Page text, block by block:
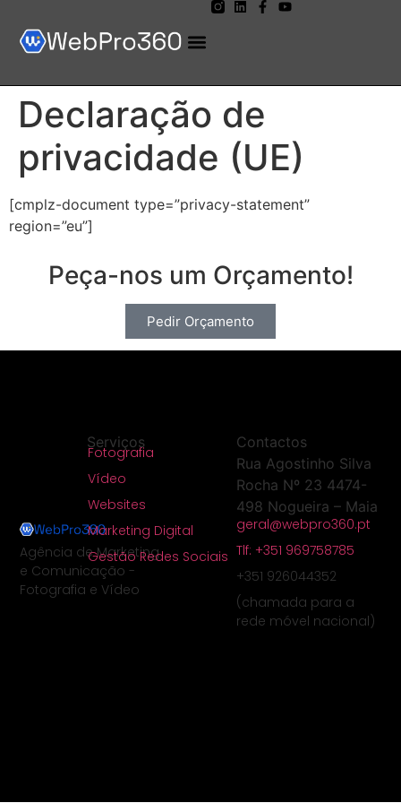
Declaração de
privacidade (UE)
[cmplz-document type=”privacy-statement”
region=”eu”]
Peça-nos um Orçamento!
Pedir Orçamento
Agência de Marketing
e Comunicação -
Fotografia e Vídeo
Serviços
Fotografia
Vídeo
Websites
Marketing Digital
Gestão Redes Sociais
Contactos
Rua Agostinho Silva
Rocha Nº 23 4474-
498 Nogueira – Maia
geral@webpro360.pt
Tlf: +351 969758785
+351 926044352
(chamada para a
rede móvel nacional)